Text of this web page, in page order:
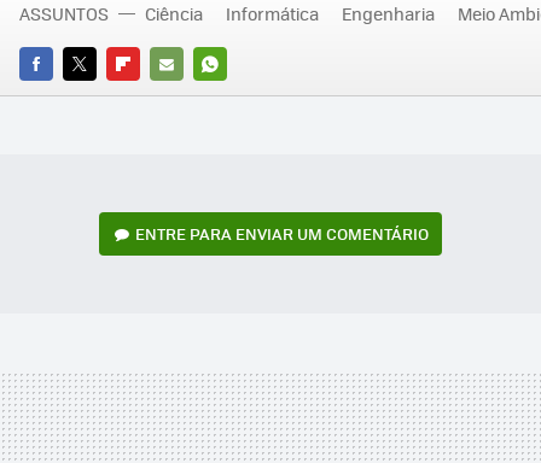
FACEBOOK
TWITTERFLIPBOARD
E-
WHATSAPP
ASSUNTOS Ciência Informática Engenharia Meio
ENTRE PARA ENVIAR UM COMENTÁRIO